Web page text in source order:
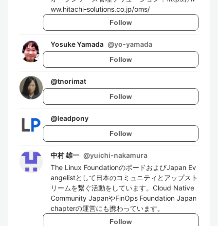
ww.hitachi-solutions.co.jp/oms/
Follow
Yosuke Yamada @yo-yamada
Follow
@tnorimat
Follow
@leadpony
Follow
中村 雄一 @yuichi-nakamura
The Linux FoundationのボードおよびJapan Ev
angelistとして日本のコミュニティとアップスト
リームを繋ぐ活動をしています。Cloud Native
Community JapanやFinOps Foundation Japan
chapterの運営にも携わっています。
Follow